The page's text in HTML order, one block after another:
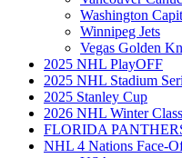
Washington
Winnipeg Jets
Vegas Golden
2025 NHL PlayOFF
2025 NHL Stadium
2025 Stanley Cup
2026 NHL Winter
FLORIDA
NHL 4 Nations Face-